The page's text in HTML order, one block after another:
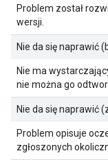
Problem został
wersji.
Nie da się naprawić
Nie ma
nie można go
Nie da się naprawić
Problem opisuje
zgłoszonych